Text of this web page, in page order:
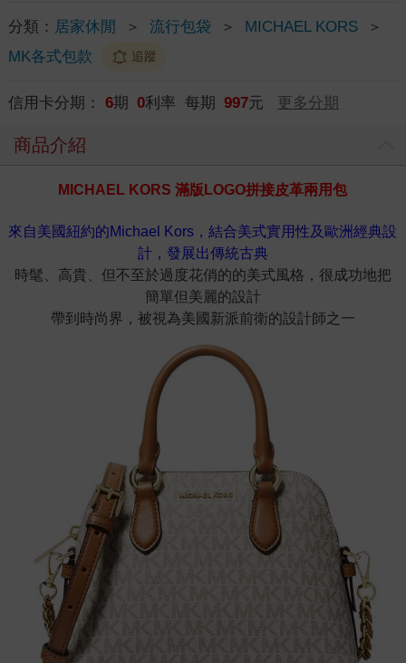
分類： 居家休閒 ＞ 流行包袋 ＞ MICHAEL KORS
＞
MK各式包款
追蹤
信用卡分期： 6期 0利率 每期 997元 更多分期
商品介紹
MICHAEL KORS 滿版LOGO拼接皮革兩用包
來自美國紐約的Michael Kors，結合美式實用性及歐洲經典設
計，發展出傳統古典
時髦、高貴、但不至於過度花俏的的美式風格，很成功地把
簡單但美麗的設計
帶到時尚界，被視為美國新派前衛的設計師之一